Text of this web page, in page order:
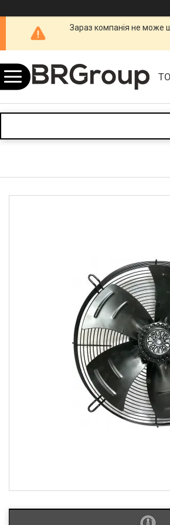
Зараз компанія не може